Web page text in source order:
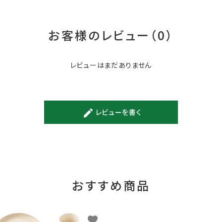
お客様のレビュー（0）
レビューはまだありません
create レビューを書く
おすすめ商品